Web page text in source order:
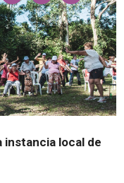
instancia local de